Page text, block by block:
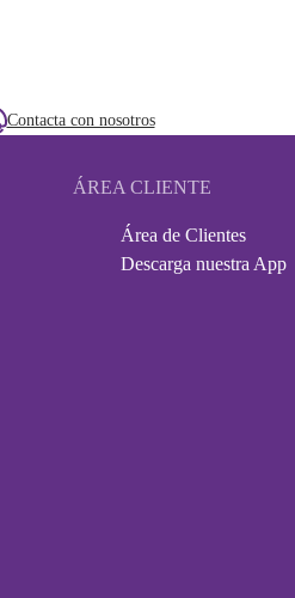
Contacta con nosotros
ÁREA CLIENTE
Área de Clientes
Descarga nuestra App